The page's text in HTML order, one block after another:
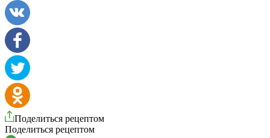
Поделиться рецептом
Поделиться рецептом